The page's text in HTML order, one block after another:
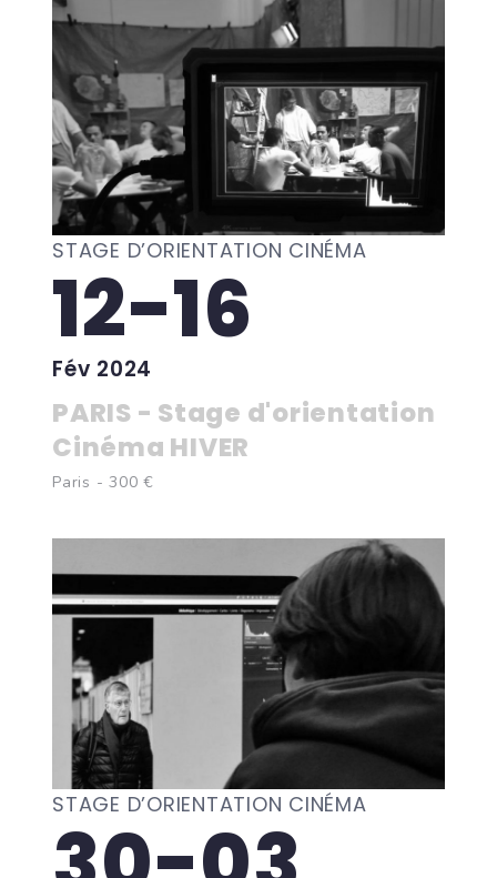
STAGE D’ORIENTATION CINÉMA
12-16
Fév 2024
PARIS - Stage d'orientation
Cinéma HIVER
Paris - 300 €
STAGE D’ORIENTATION CINÉMA